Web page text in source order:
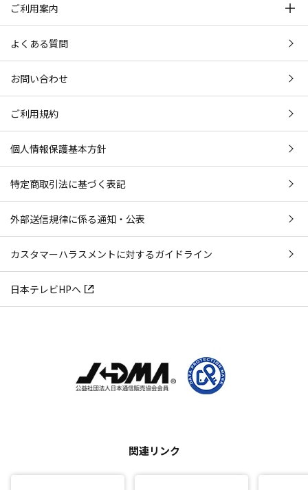
ご利用案内
よくある質問
お問い合わせ
ご利用規約
個人情報保護基本方針
特定商取引法に基づく表記
外部送信規律に係る通知・公表
カスタマーハラスメントに対するガイドライン
日本テレビHPへ
関連リンク